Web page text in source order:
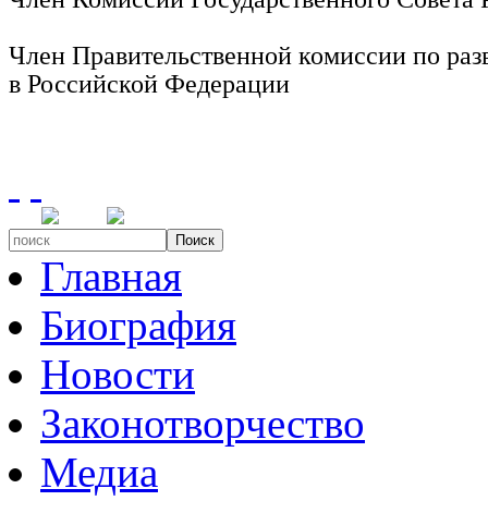
Член Правительственной комиссии по
в Российской Федерации
Поиск
Главная
Биография
Новости
Законотворчество
Медиа